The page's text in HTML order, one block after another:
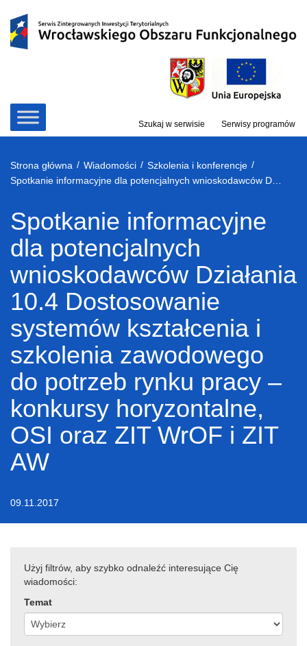
treści
Szukaj w serwisie Serwisy programów
Strona główna / Wiadomości / Szkolenia i konferencje /
Spotkanie informacyjne
dla potencjalnych
wnioskodawców Działania
10.4 Dostosowanie
systemów kształcenia i
szkolenia zawodowego
do potrzeb rynku pracy –
konkursy horyzontalne,
OSI oraz ZIT WrOF i ZIT
AW
09.11.2017
Użyj filtrów, aby szybko odnaleźć interesujące Cię
wiadomości:
Temat